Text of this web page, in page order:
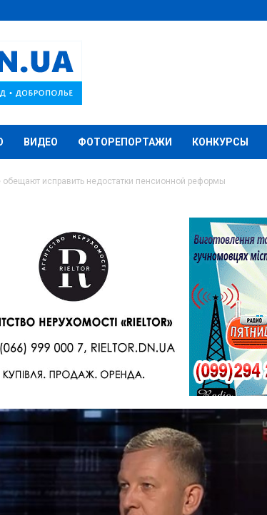
ВИДЕО ФОТОРЕПОРТАЖИ КОНКУРСЫ
исправить недостатки пенсионной реформы
исправить
пенсионной